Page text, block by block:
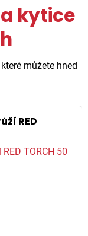
kytice
můžete hned
RED